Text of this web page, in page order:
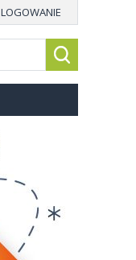
LOGOWANIE